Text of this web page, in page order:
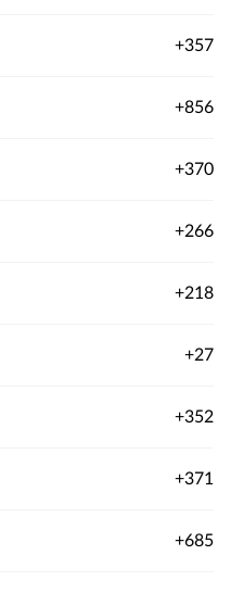
+357
+856
+370
+266
+218
+27
+352
+371
+685